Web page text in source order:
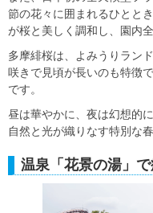
節の花々に囲まれるひとと
が桜と美しく調和し、園内
多摩緋桜は、よみうりラン
咲きで見頃が長いのも特徴
です。
昼は華やかに、夜は幻想的
自然と光が織りなす特別な
温泉「花景の湯」